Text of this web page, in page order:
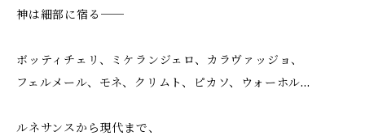
神は細部に宿る──
ボッティチェリ、ミケランジェロ、カラヴァッジョ、
フェルメール、モネ、クリムト、ピカソ、ウォーホル…
ルネサンスから現代まで、